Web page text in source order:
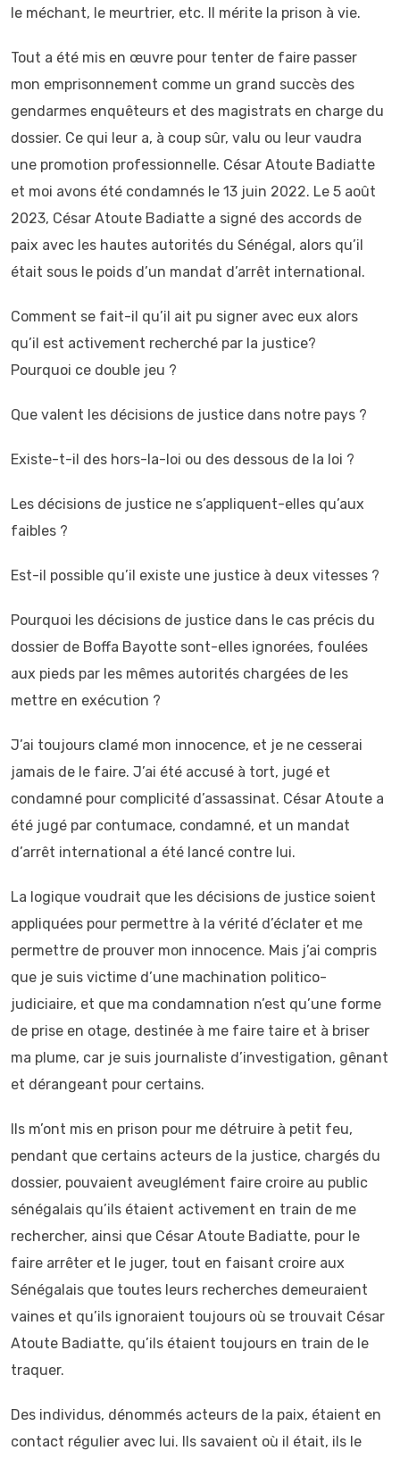
le méchant, le meurtrier, etc. Il mérite la prison à vie.
Tout a été mis en œuvre pour tenter de faire passer
mon emprisonnement comme un grand succès des
gendarmes enquêteurs et des magistrats en charge du
dossier. Ce qui leur a, à coup sûr, valu ou leur vaudra
une promotion professionnelle. César Atoute Badiatte
et moi avons été condamnés le 13 juin 2022. Le 5 août
2023, César Atoute Badiatte a signé des accords de
paix avec les hautes autorités du Sénégal, alors qu’il
était sous le poids d’un mandat d’arrêt international.
Comment se fait-il qu’il ait pu signer avec eux alors
qu’il est activement recherché par la justice?
Pourquoi ce double jeu ?
Que valent les décisions de justice dans notre pays ?
Existe-t-il des hors-la-loi ou des dessous de la loi ?
Les décisions de justice ne s’appliquent-elles qu’aux
faibles ?
Est-il possible qu’il existe une justice à deux vitesses ?
Pourquoi les décisions de justice dans le cas précis du
dossier de Boffa Bayotte sont-elles ignorées, foulées
aux pieds par les mêmes autorités chargées de les
mettre en exécution ?
J’ai toujours clamé mon innocence, et je ne cesserai
jamais de le faire. J’ai été accusé à tort, jugé et
condamné pour complicité d’assassinat. César Atoute a
été jugé par contumace, condamné, et un mandat
d’arrêt international a été lancé contre lui.
La logique voudrait que les décisions de justice soient
appliquées pour permettre à la vérité d’éclater et me
permettre de prouver mon innocence. Mais j’ai compris
que je suis victime d’une machination politico-
judiciaire, et que ma condamnation n’est qu’une forme
de prise en otage, destinée à me faire taire et à briser
ma plume, car je suis journaliste d’investigation, gênant
et dérangeant pour certains.
Ils m’ont mis en prison pour me détruire à petit feu,
pendant que certains acteurs de la justice, chargés du
dossier, pouvaient aveuglément faire croire au public
sénégalais qu’ils étaient activement en train de me
rechercher, ainsi que César Atoute Badiatte, pour le
faire arrêter et le juger, tout en faisant croire aux
Sénégalais que toutes leurs recherches demeuraient
vaines et qu’ils ignoraient toujours où se trouvait César
Atoute Badiatte, qu’ils étaient toujours en train de le
traquer.
Des individus, dénommés acteurs de la paix, étaient en
contact régulier avec lui. Ils savaient où il était, ils le